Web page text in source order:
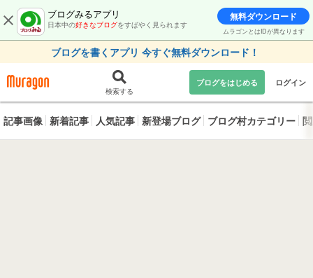
ブログみるアプリ
日本中の好きなブログをすばやく見られます
無料ダウンロード
ムラゴンとはIDが異なります
ブログを書くアプリ 今すぐ無料ダウンロード！
検索する
ブログをはじめる ログイン
記事画像 新着記事 人気記事 新登場ブログ ブログ村カテゴリー